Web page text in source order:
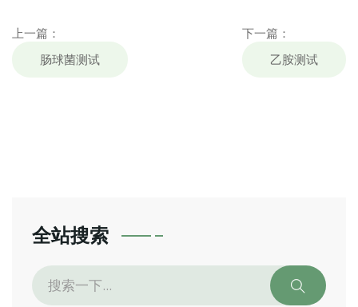
上一篇：
肠球菌测试
下一篇：
乙胺测试
全站搜索